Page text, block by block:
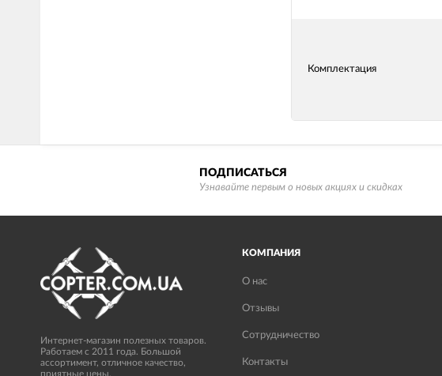
Комплектация
ПОДПИСАТЬСЯ
Узнавайте первым о новых акциях и скидках
Интернет-магазин полезных товаров.
Работаем с 2011 года. Большой
ассортимент, отличное качество,
приятные цены.
КОМПАНИЯ
О нас
Отзывы
Сотрудничество
Контакты